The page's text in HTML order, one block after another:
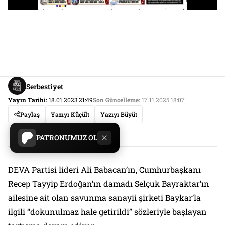
PATRONUMUZ OL
Serbestiyet
Yayın Tarihi:18.01.2023 21:49Son Güncelleme:17.11.2025 18:07
Paylaş
Yazıyı Küçült Yazıyı Büyüt
ANALİZLER Manşet
DEVA Partisi lideri Ali Babacan’ın, Cumhurbaşkanı
Recep Tayyip Erdoğan’ın damadı Selçuk Bayraktar’ın
ailesine ait olan savunma sanayii şirketi Baykar’la
ilgili “dokunulmaz hale getirildi” sözleriyle başlayan